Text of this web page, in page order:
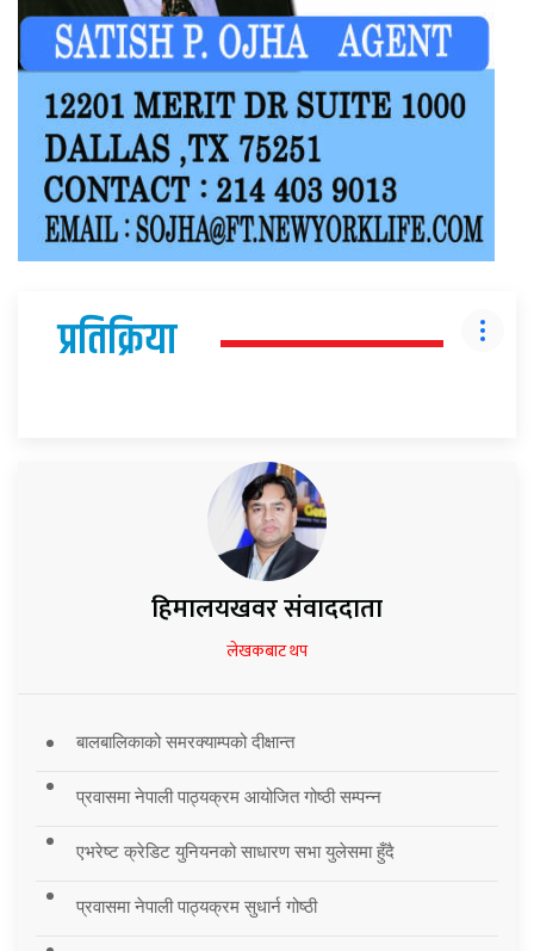
प्रतिक्रिया
हिमालयखवर संवाददाता
लेखकबाट थप
बालबालिकाको समरक्याम्पको दीक्षान्त
प्रवासमा नेपाली पाठ्यक्रम आयोजित गोष्ठी सम्पन्न
एभरेष्ट क्रेडिट युनियनको साधारण सभा युलेसमा हुँदै
प्रवासमा नेपाली पाठ्यक्रम सुधार्न गोष्ठी